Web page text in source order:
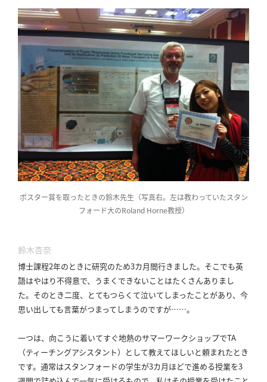
ポスター賞を取ったときの鈴木先生（写真右。左は教わっていたスタン
フォード大のRoland Horne教授）
鈴木杏奈
博士課程2年のときに研究のため3カ月間行きました。 そこでも英
語はやはり不得意で、うまくできないことはたくさんありまし
た。 そのとき二度、とてもつらくて泣いてしまったことがあり、今
思い出しても言葉がつまってしまうのですが……。
一つは、向こうに着いてすぐ地熱のサマーワークショップでTA
（ティーチングアシスタント）として教えてほしいと頼まれたとき
です。 通常はスタンフォードの学生が3カ月ほどで進める授業を3